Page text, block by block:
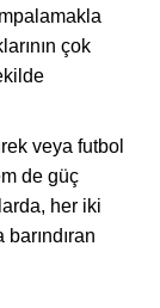
çok
veya futbol
de güç
her iki